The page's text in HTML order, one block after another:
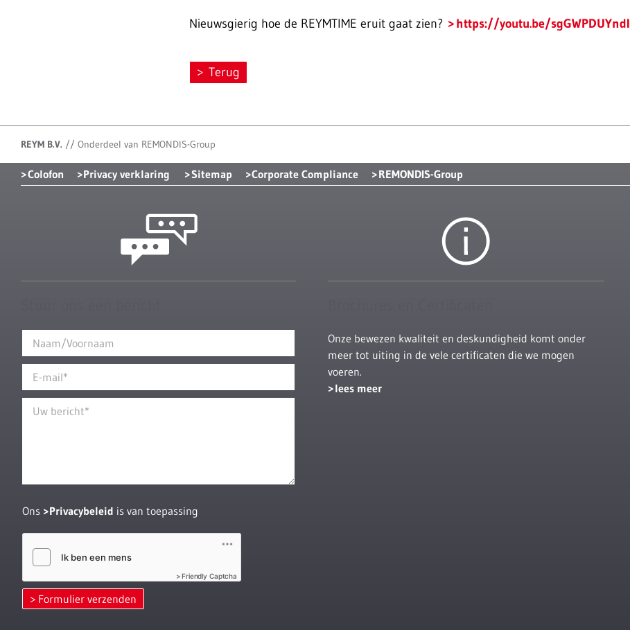
Nieuwsgierig hoe de REYMTIME eruit gaat zien? https://youtu.be/sgGWPDUYndI
Terug
REYM B.V. // Onderdeel van REMONDIS-Group
Colofon Privacy verklaring Sitemap Corporate Compliance REMONDIS-Group
Ons Privacybeleid is van toepassing
Friendly Captcha
Onze bewezen kwaliteit en deskundigheid komt onder
meer tot uiting in de vele certificaten die we mogen
voeren.
lees meer